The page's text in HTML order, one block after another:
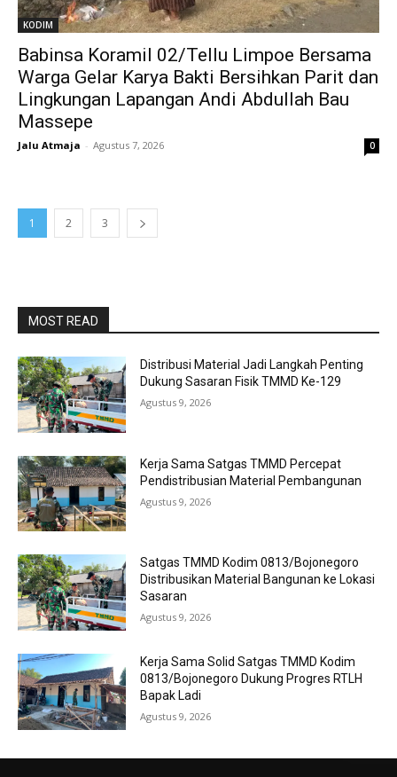
KODIM
Babinsa Koramil 02/Tellu Limpoe Bersama
Warga Gelar Karya Bakti Bersihkan Parit dan
Lingkungan Lapangan Andi Abdullah Bau
Massepe
Jalu Atmaja - Agustus 7, 2026 0
1 2 3
MOST READ
Distribusi Material Jadi Langkah Penting
Dukung Sasaran Fisik TMMD Ke-129
Agustus 9, 2026
Kerja Sama Satgas TMMD Percepat
Pendistribusian Material Pembangunan
Agustus 9, 2026
Satgas TMMD Kodim 0813/Bojonegoro
Distribusikan Material Bangunan ke Lokasi
Sasaran
Agustus 9, 2026
Kerja Sama Solid Satgas TMMD Kodim
0813/Bojonegoro Dukung Progres RTLH
Bapak Ladi
Agustus 9, 2026